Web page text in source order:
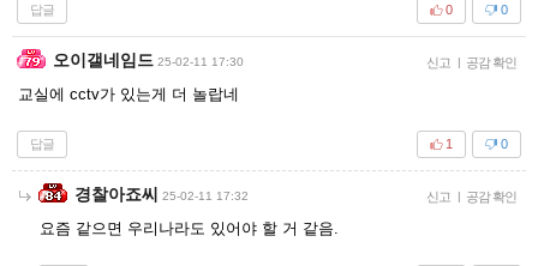
답글 0
0
오이갤네임드 25-02-11 17:30 신고 | 공감 확인
교실에 cctv가 있는게 더 놀랍네
답글 0
1
경찰아죠씨 25-02-11 17:32 신고 | 공감 확인
요즘 같으면 우리나라도 있어야 할 거 같음.